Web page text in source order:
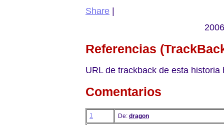
Share
Referencias
URL de trackback de esta
Comentarios
1 De: dragon